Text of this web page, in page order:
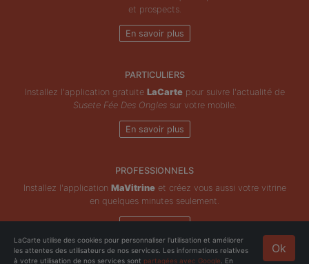
et prospects.
En savoir plus
PARTICULIERS
Installez l'application gratuite LaCartepour suivre l'actualité de
Susete Fée Des Onglessur votre mobile.
En savoir plus
PROFESSIONNELS
Installez l'application MaVitrineet créez vous aussi votre vitrine
en quelques minutes seulement.
En savoir plus
Copyright © ZeMAP 2026 - Tous droits réservés. Ok
LaCarte utilise des cookies pour personnaliser l'utilisation et améliorer
les attentes des utilisateurs de nos services. Les informations relatives
à votre utilisation de nos services sont partagées avec Google . En